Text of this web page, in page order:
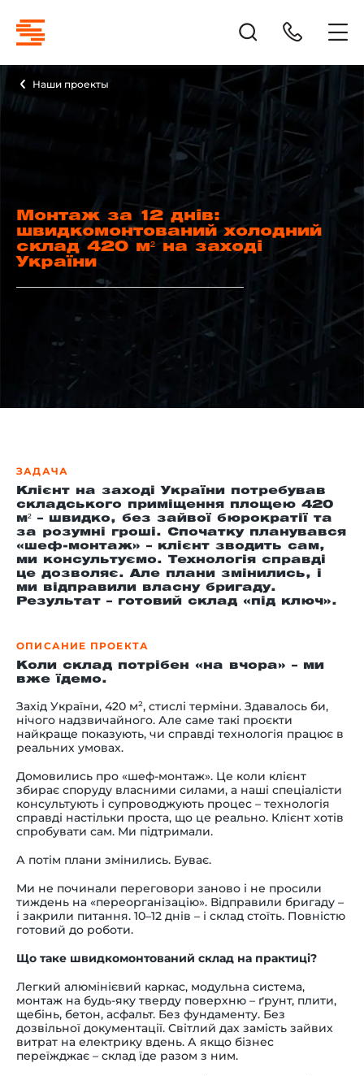
Наши проекты
Монтаж за 12 днів:
швидкомонтований холодний
склад 420 м² на заході
України
ЗАДАЧА
Клієнт на заході України потребував
складського приміщення площею 420
м² – швидко, без зайвої бюрократії та
за розумні гроші. Спочатку планувався
«шеф-монтаж» – клієнт зводить сам,
ми консультуємо. Технологія справді
це дозволяє. Але плани змінились, і
ми відправили власну бригаду.
Результат – готовий склад «під ключ».
ОПИСАНИЕ ПРОЕКТА
Коли склад потрібен «на вчора» – ми
вже їдемо.
Захід України, 420 м², стислі терміни. Здавалось би,
нічого надзвичайного. Але саме такі проєкти
найкраще показують, чи справді технологія працює в
реальних умовах.
Домовились про «шеф-монтаж». Це коли клієнт
збирає споруду власними силами, а наші спеціалісти
консультують і супроводжують процес – технологія
справді настільки проста, що це реально. Клієнт хотів
спробувати сам. Ми підтримали.
А потім плани змінились. Буває.
Ми не починали переговори заново і не просили
тиждень на «переорганізацію». Відправили бригаду –
і закрили питання. 10–12 днів – і склад стоїть. Повністю
готовий до роботи.
Що таке швидкомонтований склад на практиці?
Легкий алюмінієвий каркас, модульна система,
монтаж на будь-яку тверду поверхню – ґрунт, плити,
щебінь, бетон, асфальт. Без фундаменту. Без
дозвільної документації. Світлий дах замість зайвих
витрат на електрику вдень. А якщо бізнес
переїжджає – склад їде разом з ним.